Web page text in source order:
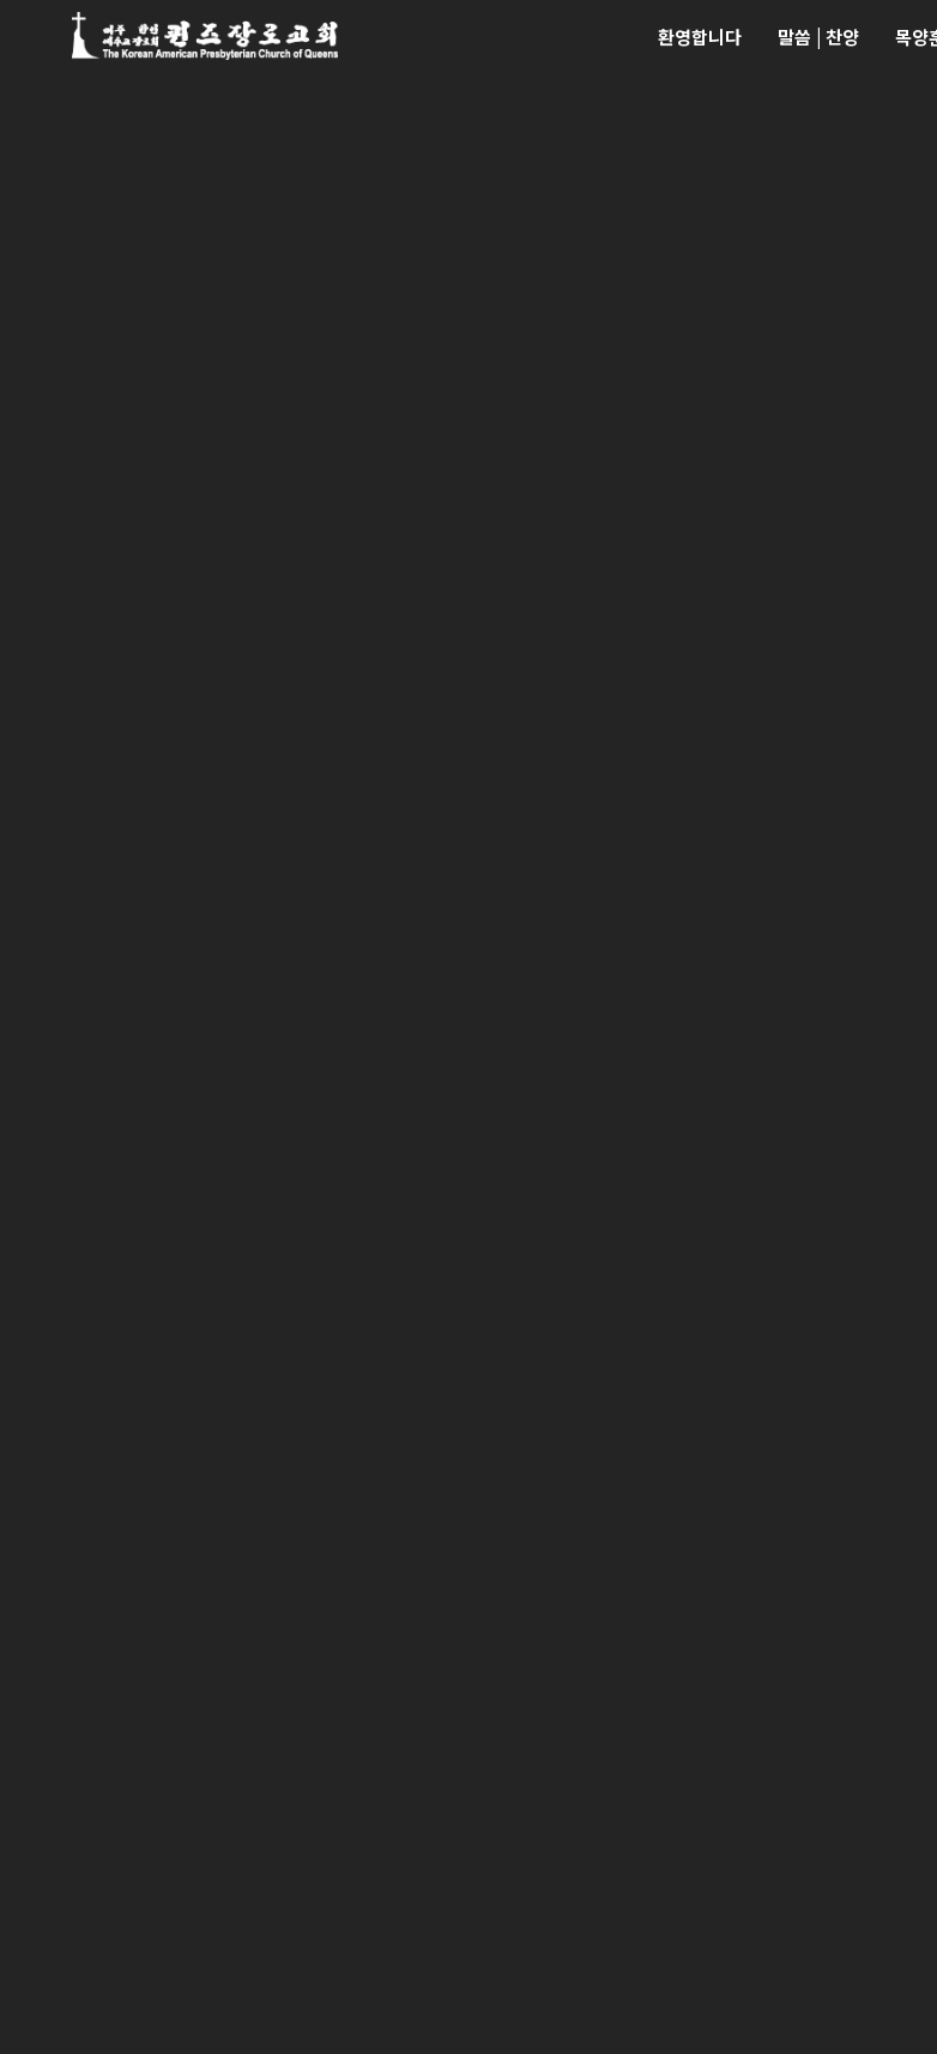
환영합니다 말씀 | 찬양 목양